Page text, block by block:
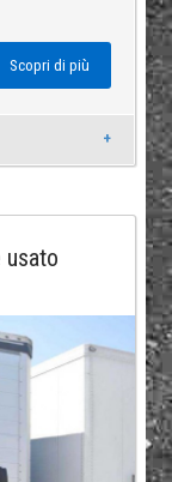
Scopri di più